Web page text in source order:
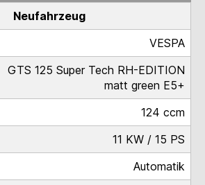
Neufahrzeug
VESPA
GTS 125 Super Tech RH-EDITION
matt green E5+
124 ccm
11 KW / 15 PS
Automatik